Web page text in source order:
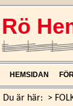
Rö
HEMSIDAN
Du är här: >